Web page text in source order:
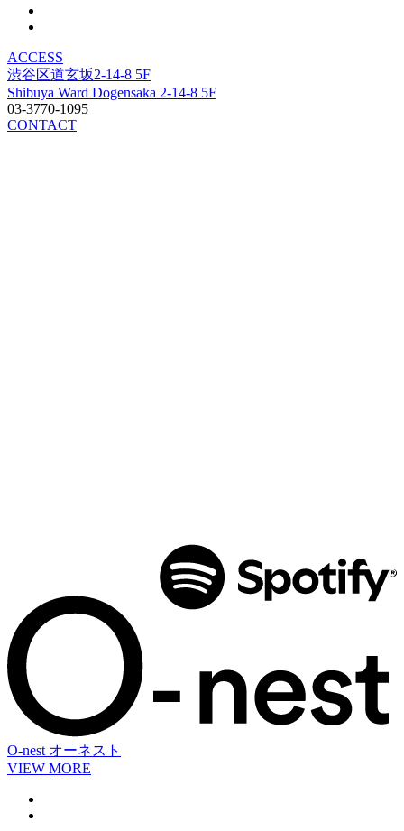
ACCESS
渋谷区道玄坂2-14-8 5F
Shibuya Ward Dogensaka 2-14-8 5F
03-3770-1095
CONTACT
O-nest オーネスト
VIEW MORE